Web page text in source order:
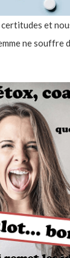
certitudes et
ne souffre